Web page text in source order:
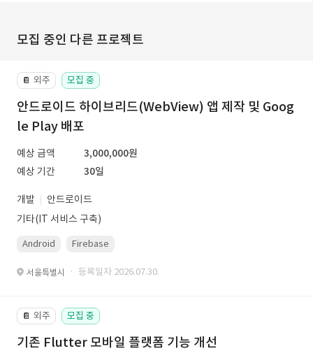
모집 중인 다른 프로젝트
📔 외주 모집 중
안드로이드 하이브리드(WebView) 앱 제작 및 Goog
le Play 배포
예상 금액
3,000,000원
예상 기간
30일
개발
안드로이드
기타(IT 서비스 구축)
Android Firebase
서울특별시 · 등록일자 2026.07.30.
📔 외주 모집 중
기존 Flutter 모바일 플랫폼 기능 개선